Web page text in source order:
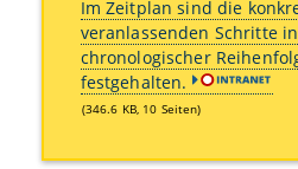
Im Zeitplan sind die
veranlassenden Schritte in
chronologischer
festgehalten.
(346.6 KB, 10 Seiten)